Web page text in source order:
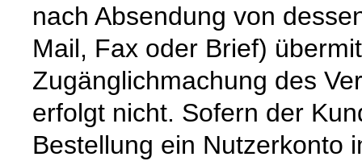
nach Absendung von
Mail, Fax oder Brief)
Zugänglichmachung des
erfolgt nicht. Sofern der
Bestellung ein Nutzerkonto